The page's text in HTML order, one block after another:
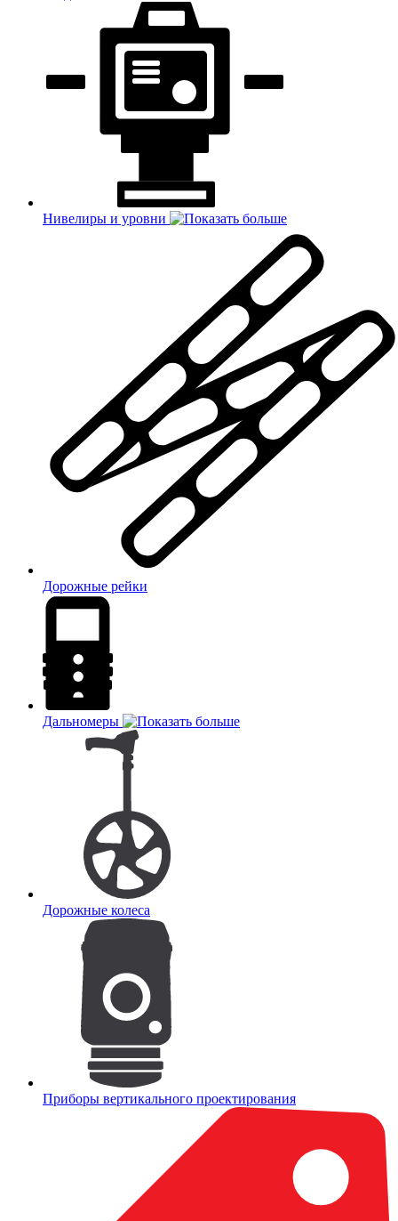
Нивелиры и уровни
Дорожные рейки
Дальномеры
Дорожные колеса
Приборы вертикального проектирования